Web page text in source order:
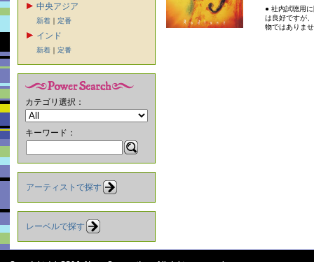
中央アジア
新着 ｜ 定番
インド
新着 ｜ 定番
カテゴリ選択：
キーワード：
アーティストで探す
レーベルで探す
● 社内試聴用
は良好ですが
物ではありま